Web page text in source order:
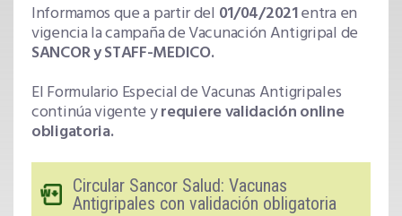
Informamos que a partir del 01/04/2021entra en
vigencia la campaña de Vacunación Antigripal de
SANCOR y STAFF-MEDICO.
El Formulario Especial de Vacunas Antigripales
continúa vigente yrequiere validación online
obligatoria.
Circular Sancor Salud: Vacunas
Antigripales con validación obligatoria